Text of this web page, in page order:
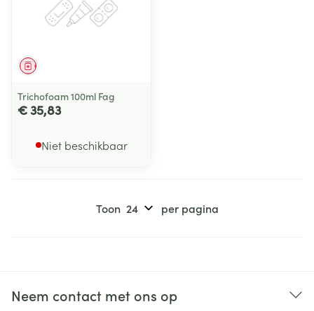
Geneesmiddel
Trichofoam 100ml Fag
€ 35,83
Niet beschikbaar
Toon per pagina
Neem contact met ons op